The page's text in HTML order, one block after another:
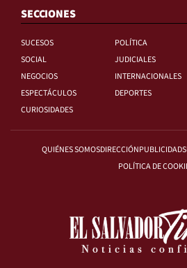
SECCIONES
SUCESOS
POLÍTICA
SOCIAL
JUDICIALES
NEGOCIOS
INTERNACIONALES
ESPECTÁCULOS
DEPORTES
CURIOSIDADES
QUIÉNES SOMOSDIRECCIÓNPUBLICIDAD
POLÍTICA DE